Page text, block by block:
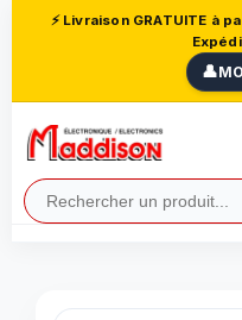
⚡ Livraison GRATUITE à
👤